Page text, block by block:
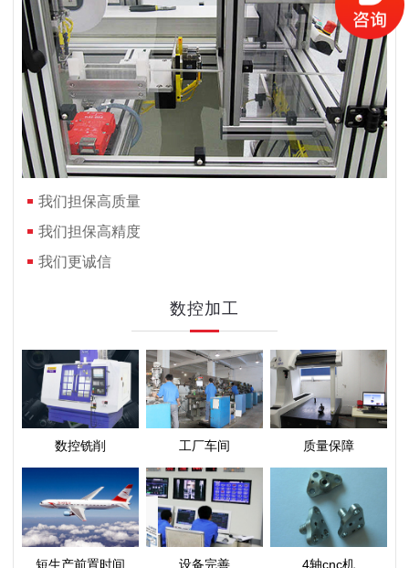
我们担保高质量
我们担保高精度
我们更诚信
数控加工
数控铣削 工厂车间 质量保障
短生产前置时间 设备完善 4轴cnc机